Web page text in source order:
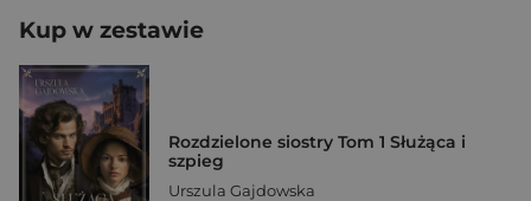
Kup w zestawie
Rozdzielone siostry Tom 1 Służąca i
szpieg
Urszula Gajdowska